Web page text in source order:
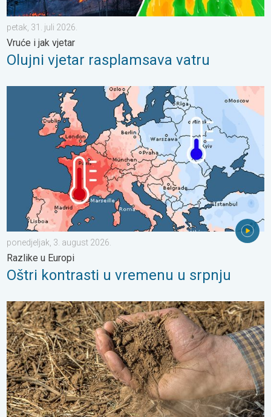
petak, 31. juli 2026.
Vruće i jak vjetar
Olujni vjetar rasplamsava vatru
Oštri kontrasti u vremenu u srpnju. Razlike u Europi. . .
ponedjeljak, 3. august 2026.
Razlike u Europi
Oštri kontrasti u vremenu u srpnju
Toplina isušuje tlo sve većom brzinom. Nove studije. . .